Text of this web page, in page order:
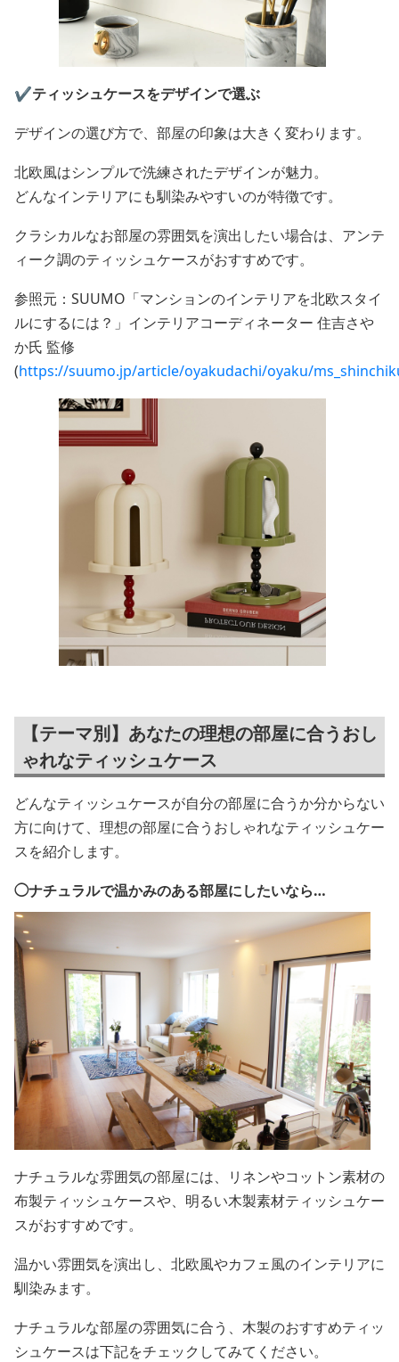
✔️ティッシュケースをデザインで選ぶ
デザインの選び方で、部屋の印象は大きく変わります。
北欧風はシンプルで洗練されたデザインが魅力。
どんなインテリアにも馴染みやすいのが特徴です。
クラシカルなお部屋の雰囲気を演出したい場合は、アンテ
ィーク調のティッシュケースがおすすめです。
参照元：SUUMO「マンションのインテリアを北欧スタイ
ルにするには？」インテリアコーディネーター 住吉さや
か氏 監修
(https://suumo.jp/article/oyakudachi/oyaku/
【テーマ別】あなたの理想の部屋に合うおし
ゃれなティッシュケース
どんなティッシュケースが自分の部屋に合うか分からない
方に向けて、理想の部屋に合うおしゃれなティッシュケー
スを紹介します。
◯ナチュラルで温かみのある部屋にしたいなら…
ナチュラルな雰囲気の部屋には、リネンやコットン素材の
布製ティッシュケースや、明るい木製素材ティッシュケー
スがおすすめです。
温かい雰囲気を演出し、北欧風やカフェ風のインテリアに
馴染みます。
ナチュラルな部屋の雰囲気に合う、木製のおすすめティッ
シュケースは下記をチェックしてみてください。